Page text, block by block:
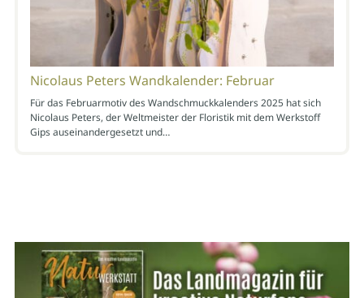
Nicolaus Peters Wandkalender: Februar
Für das Februarmotiv des Wandschmuckkalenders 2025 hat sich
Nicolaus Peters, der Weltmeister der Floristik mit dem Werkstoff
Gips auseinandergesetzt und…